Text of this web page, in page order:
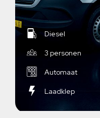
Diesel
3 personen
Automaat
Laadklep